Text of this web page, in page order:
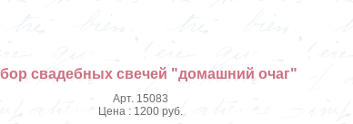
свадебных свечей "домашний очаг"
Арт. 15083
Цена : 1200 руб.